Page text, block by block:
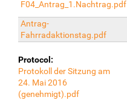
F04_Antrag_1.Nachtrag.pdf
Antrag-
Fahrradaktionstag.pdf
Protocol:
Protokoll der Sitzung am
24. Mai 2016
(genehmigt).pdf